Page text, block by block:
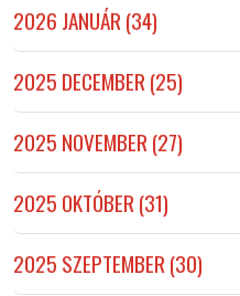
2026 JANUÁR (34)
2025 DECEMBER (25)
2025 NOVEMBER (27)
2025 OKTÓBER (31)
2025 SZEPTEMBER (30)